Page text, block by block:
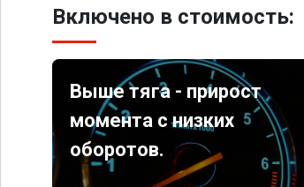
Включено в стоимость:
Выше тяга - прирост
момента с низких
оборотов.